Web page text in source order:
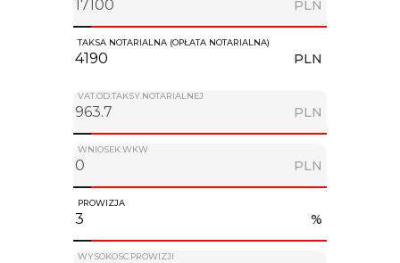
PLN
TAKSA NOTARIALNA (OPŁATA NOTARIALNA)
PLN
VAT.OD.TAKSY.NOTARIALNEJ
PLN
WNIOSEK.WKW
PLN
PROWIZJA
%
WYSOKOSC.PROWIZJI